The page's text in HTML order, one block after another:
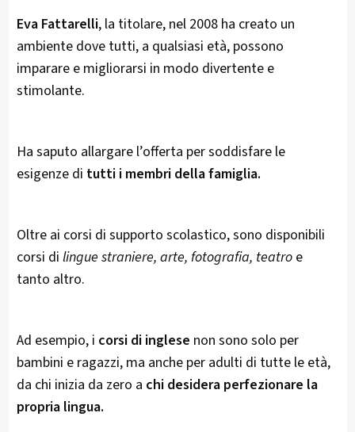
Eva Fattarelli, la titolare, nel 2008 ha creato un
ambiente dove tutti, a qualsiasi età, possono
imparare e migliorarsi in modo divertente e
stimolante.
Ha saputo allargare l’offerta per soddisfare le
esigenze di tutti i membri della famiglia.
Oltre ai corsi di supporto scolastico, sono disponibili
corsi di lingue straniere, arte, fotografia, teatro e
tanto altro.
Ad esempio, i corsi di inglese non sono solo per
bambini e ragazzi, ma anche per adulti di tutte le età,
da chi inizia da zero a chi desidera perfezionare la
propria lingua.